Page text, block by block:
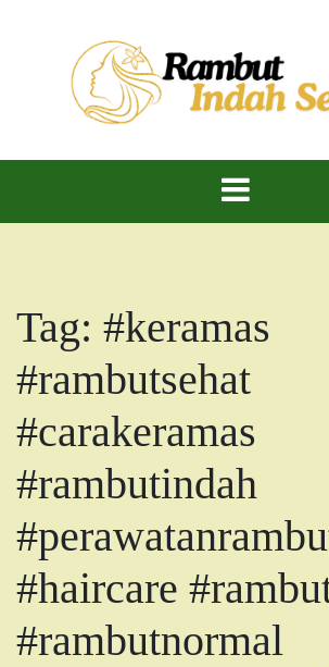
Rambut
Dan
Berkilau!
Tag: #keramas
#rambutsehat
#carakeramas
#rambutindah
#haircare
#rambutnormal